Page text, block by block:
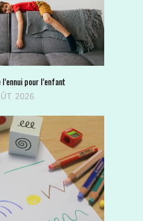
pour l’enfant
2026